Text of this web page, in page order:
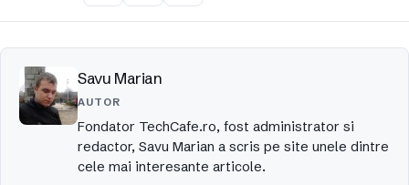
Savu Marian
AUTOR
Fondator TechCafe.ro, fost administrator si
redactor, Savu Marian a scris pe site unele dintre
cele mai interesante articole.